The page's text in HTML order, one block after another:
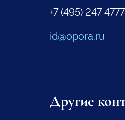
+7 (495) 247 4777
id@opora.ru
Другие